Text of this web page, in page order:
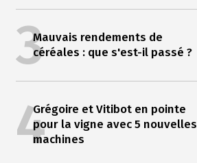
3Mauvais rendements de
céréales : que s'est-il passé ?
4Grégoire et Vitibot en pointe
pour la vigne avec 5 nouvelles
machines